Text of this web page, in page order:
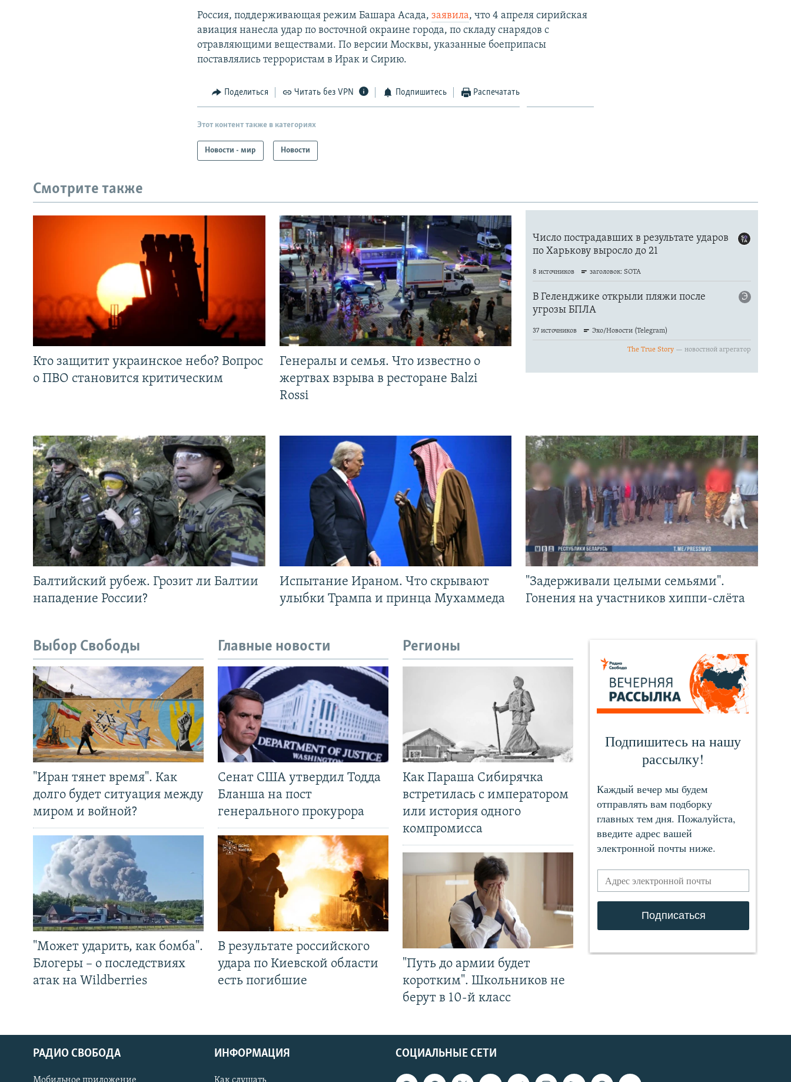
Россия, поддерживающая режим Башара Асада,заявила, что 4 апреля сирийская
авиация нанесла удар по восточной окраине города, по складу снарядов с
отравляющими веществами. По версии Москвы, указанные боеприпасы
поставлялись террористам в Ирак и Сирию.
Поделиться Читать без VPN Подпишитесь Распечатать
Этот контент также в категориях
Новости - мир Новости
Смотрите также
Кто защитит украинское небо? Вопрос
о ПВО становится критическим
Генералы и семья. Что известно о
жертвах взрыва в ресторане Balzi
Rossi
Балтийский рубеж. Грозит ли Балтии
нападение России?
Испытание Ираном. Что скрывают
улыбки Трампа и принца Мухаммеда
"Задерживали целыми семьями".
Гонения на участников хиппи-слёта
Выбор Свободы
"Иран тянет время". Как
долго будет ситуация между
миром и войной?
"Может ударить, как бомба".
Блогеры – о последствиях
атак на Wildberries
Главные новости
Сенат США утвердил Тодда
Бланша на пост
генерального прокурора
В результате российского
удара по Киевской области
есть погибшие
Регионы
Как Параша Сибирячка
встретилась с императором
или история одного
компромисса
"Путь до армии будет
коротким". Школьников не
берут в 10-й класс
СОЦИАЛЬНЫЕ СЕТИ
РАДИО СВОБОДА ИНФОРМАЦИЯ